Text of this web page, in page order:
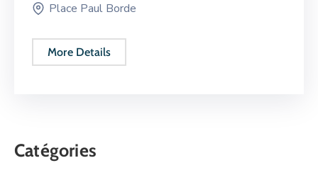
Place Paul Borde
More Details
Catégories